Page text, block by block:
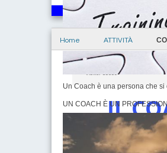
Un Coach è una persona che
UN COACH È UN
Home ATTIVITÀ
Visite: 35859
IL